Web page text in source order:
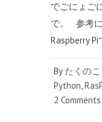
でごにょご
で。 参考
Raspberry
By たくのこ
Python,
2 Comments